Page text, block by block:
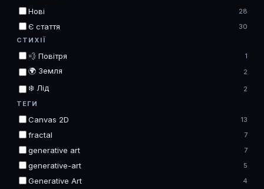
Нові 28
Є стаття
30
СТИХІЇ
💨 Повітря 1
🌍 Земля 2
❄️ Лід
2
ТЕГИ
Canvas 2D 13
fractal 7
generative art 7
generative-art 5
Generative Art 4